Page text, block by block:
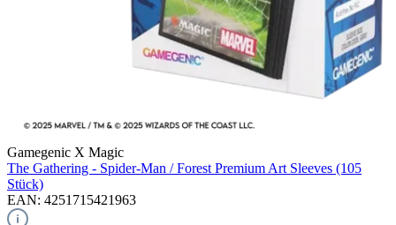
Gamegenic X Magic
The Gathering - Spider-Man / Forest Premium Art Sleeves (105
Stück)
EAN: 4251715421963